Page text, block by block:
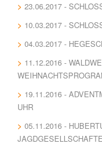
23.06.2017 -
10.03.2017 -
04.03.2017 -
11.12.2016 -
19.11.2016 -
UHR
05.11.2016 -